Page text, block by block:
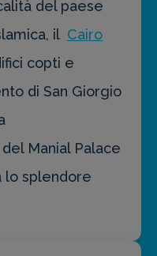
del paese
il Cairo
copti e
di San Giorgio
Manial Palace
lo splendore